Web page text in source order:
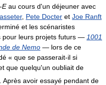
Eau cours d'un déjeuner avec
, Pete Docter et Joe Ranft
et les scénaristes
pour leurs projets futurs ― 1001
de Nemo ― lors de ce
« que se passerait-il si
que quelqu'un oubliait de
. Après avoir essayé pendant de